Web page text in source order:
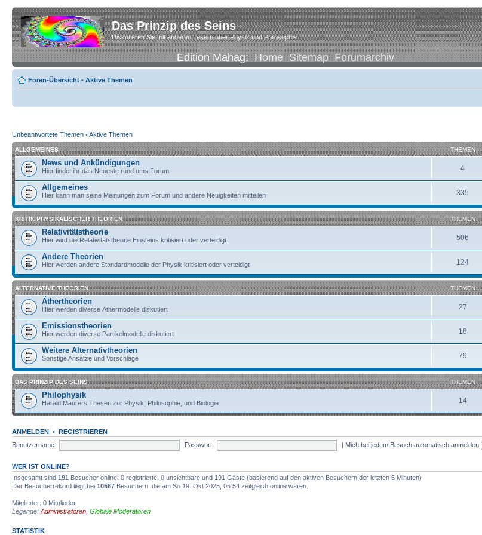
Das Prinzip des Seins
Diskutieren Sie mit anderen Lesern über Physik und Philosophie
Edition Mahag:Home Sitemap Forumarchiv
Foren-Übersicht • Aktive Themen
Unbeantwortete Themen •Aktive Themen
ALLGEMEINES THEMEN
News und Ankündigungen
Hier findet ihr das Neueste rund ums Forum 4
Allgemeines
Hier kann man seine Meinungen zum Forum und andere Neuigkeiten mitteilen 335
KRITIK PHYSIKALISCHER THEORIEN THEMEN
Relativitätstheorie
Hier wird die Relativitätstheorie Einsteins kritisiert oder verteidigt 506
Andere Theorien
Hier werden andere Standardmodelle der Physik kritisiert oder verteidigt 124
ALTERNATIVE THEORIEN THEMEN
Äthertheorien
Hier werden diverse Äthermodelle diskutiert 27
Emissionstheorien
Hier werden diverse Partikelmodelle diskutiert 18
Weitere Alternativtheorien
Sonstige Ansätze und Vorschläge 79
DAS PRINZIP DES SEINS THEMEN
Philophysik
Harald Maurers Thesen zur Physik, Philosophie, und Biologie 14
ANMELDEN • REGISTRIEREN
Benutzername:
Passwort: | Mich bei jedem Besuch automatisch anmelden
WER IST ONLINE?
Insgesamt sind 191 Besucher online: 0 registrierte, 0 unsichtbare und 191 Gäste (basierend auf den aktiven Besuchern der letzten 5 Minuten)
Der Besucherrekord liegt bei 10567 Besuchern, die am So 19. Okt 2025, 05:54 zeitgleich online waren.
Mitglieder: 0 Mitglieder
Legende: Administratoren Globale Moderatoren
STATISTIK